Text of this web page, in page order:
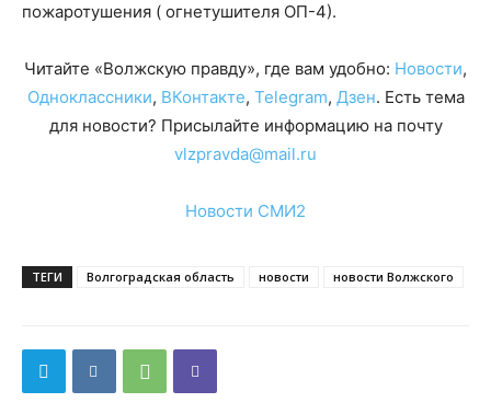
пожаротушения ( огнетушителя ОП-4).
Читайте «Волжскую правду», где вам удобно: Новости,
Одноклассники, ВКонтакте, Telegram, Дзен. Есть тема
для новости? Присылайте информацию на почту
vlzpravda@mail.ru
Новости СМИ2
ТЕГИ Волгоградская область новости новости Волжского